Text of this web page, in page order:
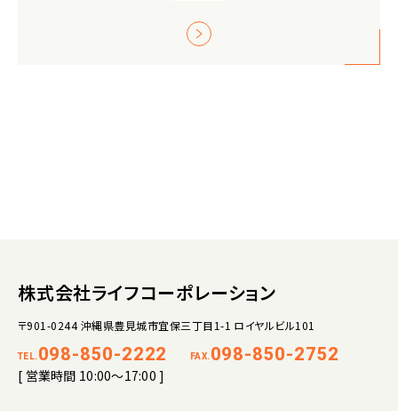
株式会社ライフコーポレーション
〒901-0244 沖縄県豊見城市宜保三丁目1-1 ロイヤルビル101
TEL. 098-850-2222 FAX. 098-850-2752
[ 営業時間 10:00～17:00 ]